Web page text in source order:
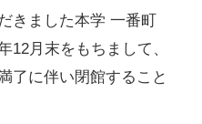
きました本学 一番町
12月末をもちまして、
了に伴い閉館すること